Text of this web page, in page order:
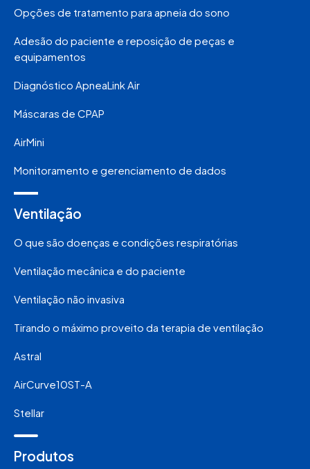
Opções de tratamento para apneia do sono
Adesão do paciente e reposição de peças e
equipamentos
Diagnóstico ApneaLink Air
Máscaras de CPAP
AirMini
Monitoramento e gerenciamento de dados
Ventilação
O que são doenças e condições respiratórias
Ventilação mecânica e do paciente
Ventilação não invasiva
Tirando o máximo proveito da terapia de ventilação
Astral
AirCurve10ST-A
Stellar
Produtos